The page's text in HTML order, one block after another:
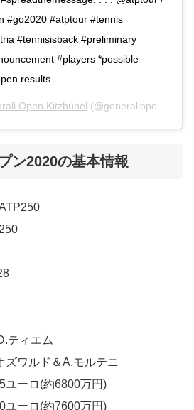
#go2020 #atptour #tennis
#tennisisback #preliminary
#players *possible
results.
Open Kitzbühel (@generaliopen) on
ン2020の基本情報
ティエム
ズワルド＆A.モルテニ
ユーロ(約6800万円)
ユーロ(約7600万円)